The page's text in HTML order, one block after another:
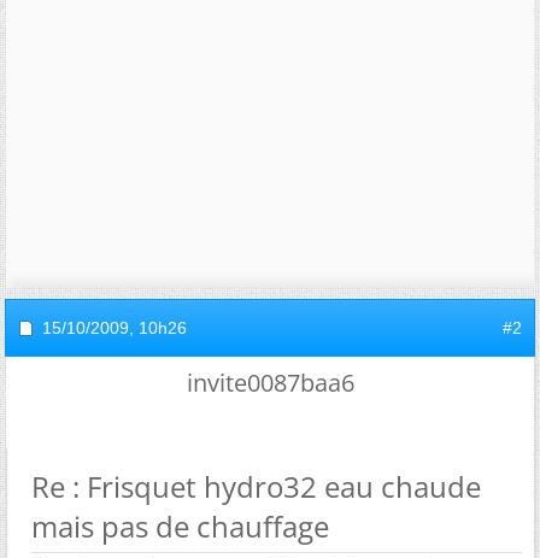
15/10/2009, 10h26 #2
invite0087baa6
Re : Frisquet hydro32 eau chaude
mais pas de chauffage